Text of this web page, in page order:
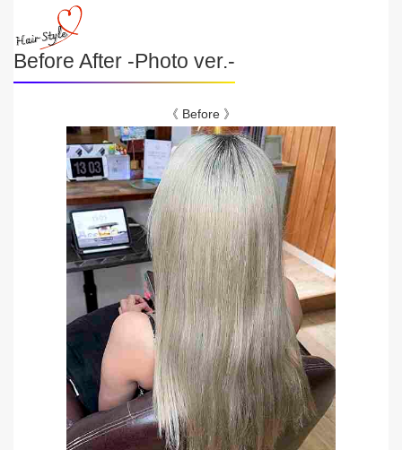
Before After -Photo ver.-
《 Before 》